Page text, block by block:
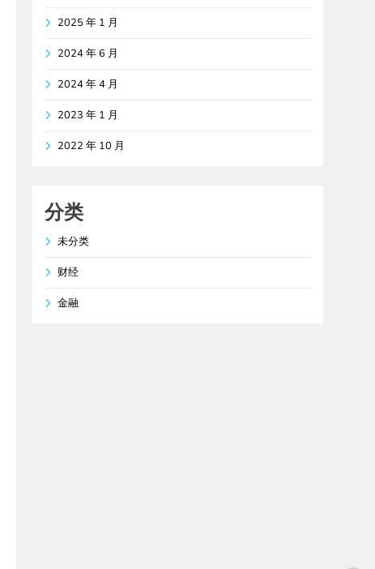
2025 年 1 月
2024 年 6 月
2024 年 4 月
2023 年 1 月
2022 年 10 月
分类
未分类
财经
金融